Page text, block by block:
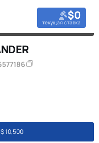
$0
текущая ставка
10,500